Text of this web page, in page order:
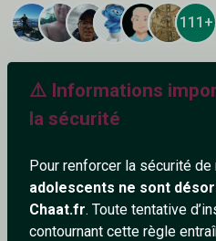
⚠️ Informations
la sécurité
Pour renforcer la sécurité
adolescents ne sont
Chaat.fr. Toute tentative
contournant cette règle
111+
Ajouter un commentaire (1)
Philmars